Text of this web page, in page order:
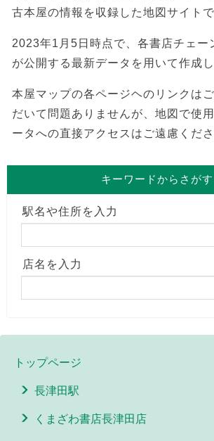
古本屋の情報を収録した地図サイトで
2023年1月5日時点で、各書店チェー
が公開する最新データを用いて作成し
本屋マップの各ページヘのリンクは
だいて問題ありませんが、地図で使
ータへの直接アクセスはご遠慮くださ
キーワードからさがす
駅名や住所を入力
店名を入力
トップページ
長津田駅
くまざわ書店長津田店